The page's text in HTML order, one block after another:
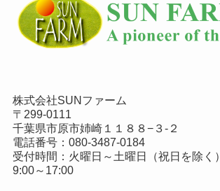
株式会社SUNファーム
〒299-0111
千葉県市原市姉崎１１８８−３-２
電話番号： 080-3487-0184
受付時間：火曜日～土曜日（祝日を除く）
9:00～17:00